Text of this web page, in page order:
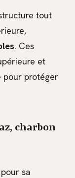
tout
. Ces
et
pour protéger
charbon
sa